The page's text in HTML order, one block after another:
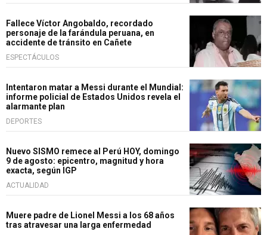
Fallece Víctor Angobaldo, recordado
personaje de la farándula peruana, en
accidente de tránsito en Cañete
ESPECTÁCULOS
Intentaron matar a Messi durante el Mundial:
informe policial de Estados Unidos revela el
alarmante plan
DEPORTES
Nuevo SISMO remece al Perú HOY, domingo
9 de agosto: epicentro, magnitud y hora
exacta, según IGP
ACTUALIDAD
Muere padre de Lionel Messi a los 68 años
tras atravesar una larga enfermedad